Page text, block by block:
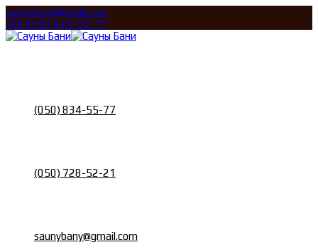
saunybany@gmail.com
+38 (050) 834-55-77
(050) 834-55-77
(050) 728-52-21
saunybany@gmail.com